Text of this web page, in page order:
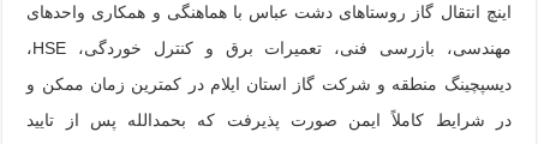
اینچ انتقال گاز روستاهای دشت عباس با هماهنگی و همکاری واحدهای
مهندسی، بازرسی فنی، تعمیرات برق و کنترل خوردگی، HSE،
دیسپچینگ منطقه و شرکت گاز استان ایلام در کمترین زمان ممکن و
در شرایط کاملاً ایمن صورت پذیرفت که بحمدالله پس از تایید